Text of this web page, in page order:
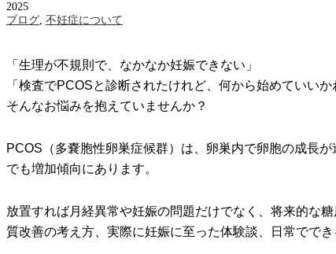
2025
ブログ, 不妊症について
「生理が不規則で、なかなか妊娠できない」
「検査でPCOSと診断されたけれど、何から始めていいか
そんなお悩みを抱えていませんか？
PCOS（多嚢胞性卵巣症候群）は、卵巣内で卵胞の成長
でも増加傾向にあります。
放置すれば月経異常や妊娠の問題だけでなく、将来的な
質改善の考え方、実際に妊娠に至った体験談、日常でで